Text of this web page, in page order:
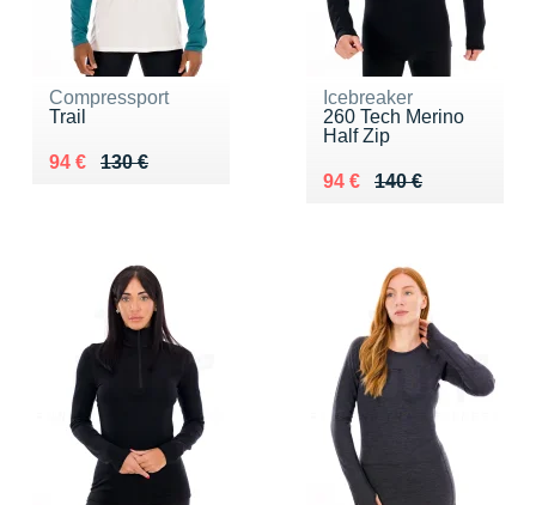
Compressport
Trail
130 €
Au lieu de 130 €
94 €
Vendu 94 €
Icebreaker
260 Tech Merino
Half Zip
140 €
Au lieu de 140 €
94 €
Vendu 94 €